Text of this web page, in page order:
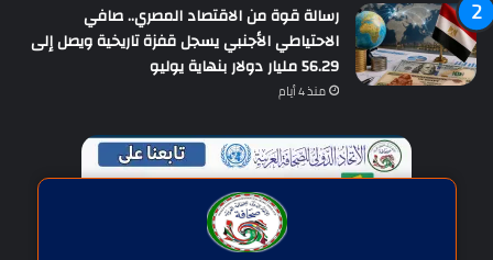
رسالة قوة من الاقتصاد المصري.. صافي
الاحتياطي الأجنبي يسجل قفزة تاريخية ويصل إلى
56.29 مليار دولار بنهاية يوليو
منذ 4 أيام